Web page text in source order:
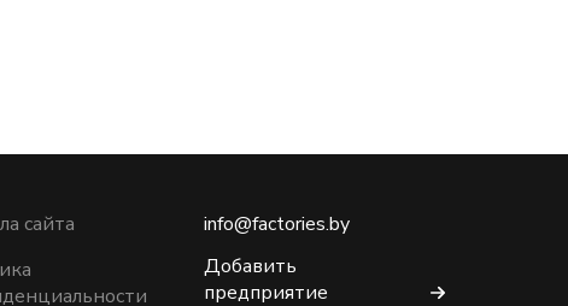
сайта
info@factories.by
Добавить
предприятие